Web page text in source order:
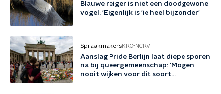
Blauwe reiger is niet een doodgewone
vogel: 'Eigenlijk is 'ie heel bijzonder'
SpraakmakersKRO-NCRV
Aanslag Pride Berlijn laat diepe sporen
na bij queergemeenschap: 'Mogen
nooit wijken voor dit soort